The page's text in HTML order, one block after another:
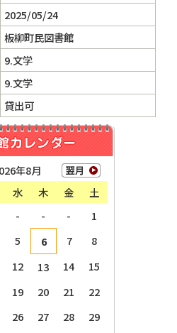
2025/05/24
板柳町民図書館
9.文学
9.文学
貸出可
年8月
水 木 金
土
- - -
1
5 6 7
8
12 13 14
15
19 20 21
22
26 27 28
29